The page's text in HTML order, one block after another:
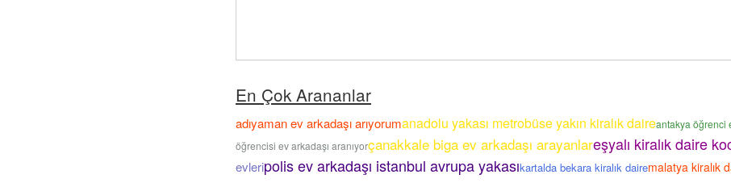
En Çok Arananlar
adıyaman ev arkadaşı arıyorumanadolu yakası metrobüse yakın kiralık daireantakya öğrenci
öğrencisi ev arkadaşı aranıyorçanakkale biga ev arkadaşı arayanlareşyalı kiralık daire
evleripolis ev arkadaşı istanbul avrupa yakasıkartalda bekara kiralık dairemalatya kiralık